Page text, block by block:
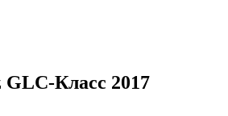
GLC-Класс 2017